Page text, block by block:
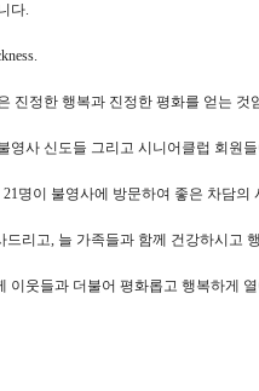
다.
진정한 행복과 진정한 평화를 얻는 것
영사 신도들 그리고 시니어클럽 회원
명이 불영사에 방문하여 좋은 차담의
리고, 늘 가족들과 함께 건강하시고
이웃들과 더불어 평화롭고 행복하게